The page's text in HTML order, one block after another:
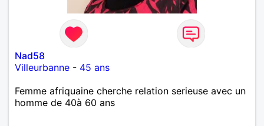
Nad58
Villeurbanne - 45 ans
Femme afriquaine cherche relation serieuse avec un
homme de 40à 60 ans